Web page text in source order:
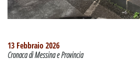
13 Febbraio 2026
Cronaca di Messina e Provincia